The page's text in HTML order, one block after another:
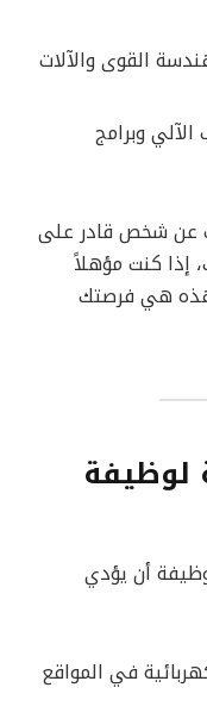
القوى والآلات
وبرامج
عن شخص قادر على
إذا كنت مؤهلاً
هذه هي فرصتك
لوظيفة
أن يؤدي
في المواقع